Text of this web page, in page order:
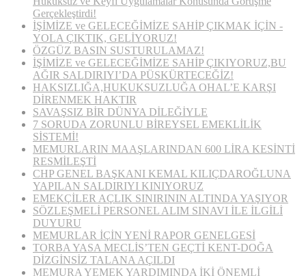
Gerçekleştirdi!
İŞİMİZE ve GELECEĞİMİZE SAHİP ÇIKMAK İÇİN ­­­
YOLA ÇIKTIK, GELİYORUZ!
ÖZGÜZ BASIN SUSTURULAMAZ!
İŞİMİZE ve GELECEĞİMİZE SAHİP ÇIKIYORUZ,BU
AĞIR SALDIRIYI’DA PÜSKÜRTECEĞİZ!
HAKSIZLIĞA,HUKUKSUZLUĞA OHAL’E KARŞI
DİRENMEK HAKTIR
SAVAŞSIZ BİR DÜNYA DİLEĞİYLE
7 SORUDA ZORUNLU BİREYSEL EMEKLİLİK
SİSTEMİ!
MEMURLARIN MAAŞLARINDAN 600 LİRA KESİNTİ
RESMİLEŞTİ
CHP GENEL BAŞKANI KEMAL KILIÇDAROĞLUNA
YAPILAN SALDIRIYI KINIYORUZ
EMEKÇİLER AÇLIK SINIRININ ALTINDA YAŞIYOR
SÖZLEŞMELİ PERSONEL ALIM SINAVI İLE İLGİLİ
DUYURU
MEMURLAR İÇİN YENİ RAPOR GENELGESİ
TORBA YASA MECLİS’TEN GEÇTİ KENT-DOĞA
DİZGİNSİZ TALANA AÇILDI
MEMURA YEMEK YARDIMINDA İKİ ÖNEMLİ